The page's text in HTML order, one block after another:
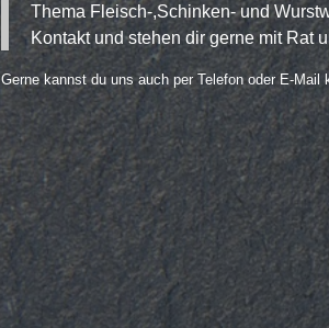
Thema Fleisch-,Schinken- und
Kontakt und stehen dir gerne mit Rat
Gerne kannst du uns auch per Telefon oder E-Mail